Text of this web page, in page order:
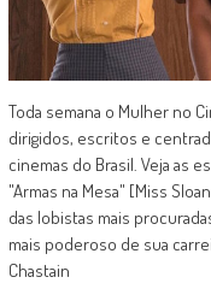
Toda semana o Mulher no
dirigidos, escritos e
cinemas do Brasil. Veja as
"Armas na Mesa" [Miss
das lobistas mais
mais poderoso de sua
Chastain